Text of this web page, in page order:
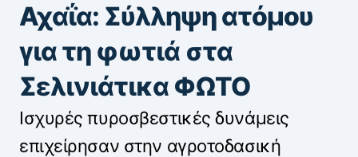
Αχαΐα: Σύλληψη ατόμου
για τη φωτιά στα
Σελινιάτικα ΦΩΤΟ
Ισχυρές πυροσβεστικές δυνάμεις
επιχείρησαν στην αγροτοδασική